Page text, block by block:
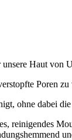
Haut
Poren
ohne dabei
reinigendes